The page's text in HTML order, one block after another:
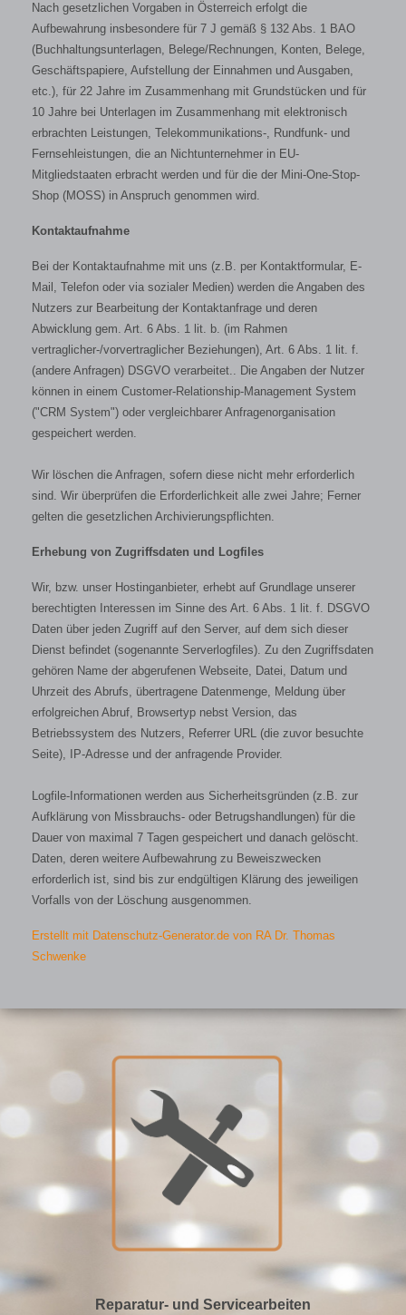
Nach gesetzlichen Vorgaben in Österreich erfolgt die
Aufbewahrung insbesondere für 7 J gemäß § 132 Abs. 1 BAO
(Buchhaltungsunterlagen, Belege/Rechnungen, Konten, Belege,
Geschäftspapiere, Aufstellung der Einnahmen und Ausgaben,
etc.), für 22 Jahre im Zusammenhang mit Grundstücken und für
10 Jahre bei Unterlagen im Zusammenhang mit elektronisch
erbrachten Leistungen, Telekommunikations-, Rundfunk- und
Fernsehleistungen, die an Nichtunternehmer in EU-
Mitgliedstaaten erbracht werden und für die der Mini-One-Stop-
Shop (MOSS) in Anspruch genommen wird.
Kontaktaufnahme
Bei der Kontaktaufnahme mit uns (z.B. per Kontaktformular, E-
Mail, Telefon oder via sozialer Medien) werden die Angaben des
Nutzers zur Bearbeitung der Kontaktanfrage und deren
Abwicklung gem. Art. 6 Abs. 1 lit. b. (im Rahmen
vertraglicher-/vorvertraglicher Beziehungen), Art. 6 Abs. 1 lit. f.
(andere Anfragen) DSGVO verarbeitet.. Die Angaben der Nutzer
können in einem Customer-Relationship-Management System
("CRM System") oder vergleichbarer Anfragenorganisation
gespeichert werden.
Wir löschen die Anfragen, sofern diese nicht mehr erforderlich
sind. Wir überprüfen die Erforderlichkeit alle zwei Jahre; Ferner
gelten die gesetzlichen Archivierungspflichten.
Erhebung von Zugriffsdaten und Logfiles
Wir, bzw. unser Hostinganbieter, erhebt auf Grundlage unserer
berechtigten Interessen im Sinne des Art. 6 Abs. 1 lit. f. DSGVO
Daten über jeden Zugriff auf den Server, auf dem sich dieser
Dienst befindet (sogenannte Serverlogfiles). Zu den Zugriffsdaten
gehören Name der abgerufenen Webseite, Datei, Datum und
Uhrzeit des Abrufs, übertragene Datenmenge, Meldung über
erfolgreichen Abruf, Browsertyp nebst Version, das
Betriebssystem des Nutzers, Referrer URL (die zuvor besuchte
Seite), IP-Adresse und der anfragende Provider.
Logfile-Informationen werden aus Sicherheitsgründen (z.B. zur
Aufklärung von Missbrauchs- oder Betrugshandlungen) für die
Dauer von maximal 7 Tagen gespeichert und danach gelöscht.
Daten, deren weitere Aufbewahrung zu Beweiszwecken
erforderlich ist, sind bis zur endgültigen Klärung des jeweiligen
Vorfalls von der Löschung ausgenommen.
Erstellt mit Datenschutz-Generator.de von RA Dr. Thomas
Schwenke
Reparatur- und Servicearbeiten